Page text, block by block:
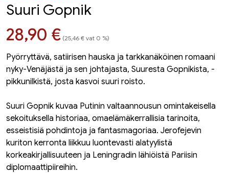
Suuri Gopnik
Hinta nyt
28,90 € (25,46 € vat 0 %)
Pyörryttävä, satiirisen hauska ja tarkkanäköinen romaani
nyky-Venäjästä ja sen johtajasta, Suuresta Gopnikista, -
pikkunilkistä, josta kasvoi suuri roisto.
Suuri Gopnik kuvaa Putinin valtaannousun omintakeisella
sekoituksella historiaa, omaelämäkerrallisia tarinoita,
esseistisiä pohdintoja ja fantasmagoriaa. Jerofejevin
kuriton kerronta liikkuu luontevasti alatyylistä
korkeakirjallisuuteen ja Leningradin lähiöistä Pariisin
diplomaattipiireihin.